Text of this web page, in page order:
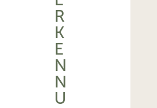
R
K
E
N
N
U